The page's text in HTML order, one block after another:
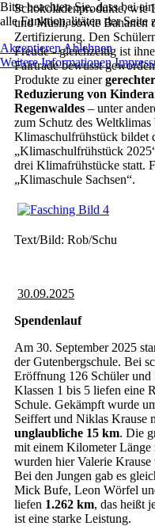
Schokoladenprodukte, wie
und Müsli, sowie Bananen
Zertifizierung. Den
Freude - gleichzeitig ist
Fairtrade bewusst
Produkte zu einer
Reduzierung von
Regenwaldes – unter
zum Schutz des
Klimaschulfrühstück bildet
„Klimaschulfrühstück
drei Klimafrühstücke statt.
„Klimaschule Sachsen“.
Text/Bild: Rob/Schu
30.09.2025
Spendenlauf
Am 30. September 2025
der Gutenbergschule. Bei
Eröffnung 126 Schüler und
Klassen 1 bis 5 liefen eine
Schule. Gekämpft wurde
Seiffert und Niklas Krause
unglaubliche 15 km. Die
mit einem Kilometer Länge
wurden hier Valerie
Bei den Jungen gab es
Mick Bufe, Leon Wörfel
liefen 1.262 km, das heißt
ist eine starke Leistung.
Bitte beachten Sie, dass bei
alle Funktionalitäten der Seite
AkzeptierenAblehnen
Weitere Informationen